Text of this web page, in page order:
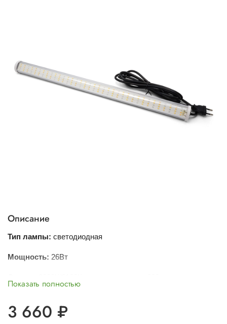
Описание
Тип лампы: светодиодная
Мощность: 26Вт
Показать полностью
3 660 ₽